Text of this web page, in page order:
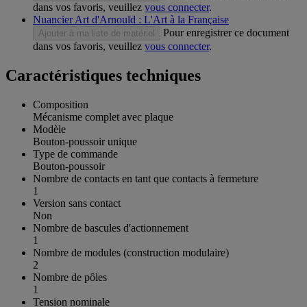
dans vos favoris, veuillez vous connecter.
Nuancier Art d'Arnould : L'Art à la Française
Ajouter à ma liste de matériel
Pour enregistrer ce document
dans vos favoris, veuillez vous connecter.
Caractéristiques techniques
Composition
Mécanisme complet avec plaque
Modèle
Bouton-poussoir unique
Type de commande
Bouton-poussoir
Nombre de contacts en tant que contacts à fermeture
1
Version sans contact
Non
Nombre de bascules d'actionnement
1
Nombre de modules (construction modulaire)
2
Nombre de pôles
1
Tension nominale